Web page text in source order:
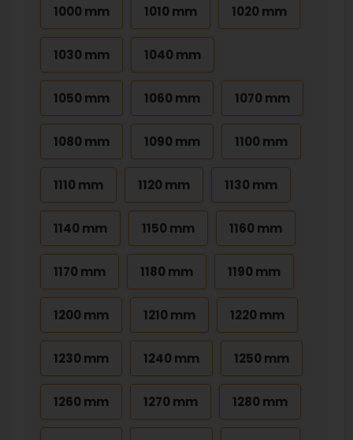
1000 mm 1010 mm 1020 mm
1030 mm 1040 mm
1050 mm 1060 mm 1070 mm
1080 mm 1090 mm 1100 mm
1110 mm 1120 mm 1130 mm
1140 mm 1150 mm 1160 mm
1170 mm 1180 mm 1190 mm
1200 mm 1210 mm 1220 mm
1230 mm 1240 mm 1250 mm
1260 mm 1270 mm 1280 mm